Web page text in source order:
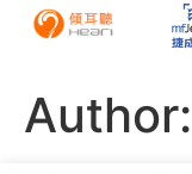
Author: